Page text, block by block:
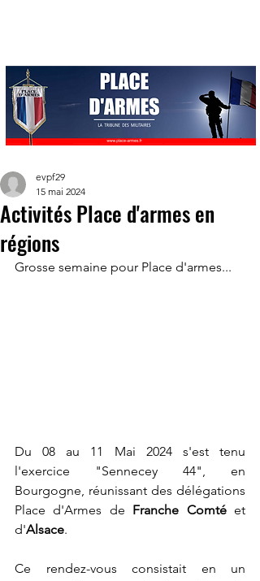
Activités Place d'armes en
régions
evpf29
15 mai 2024
Grosse semaine pour Place d'armes...
Du 08 au 11 Mai 2024 s'est tenu
l'exercice "Sennecey 44", en
Bourgogne, réunissant des délégations
Place d'Armes de Franche Comté et
d'Alsace.
Ce rendez-vous consistait en un